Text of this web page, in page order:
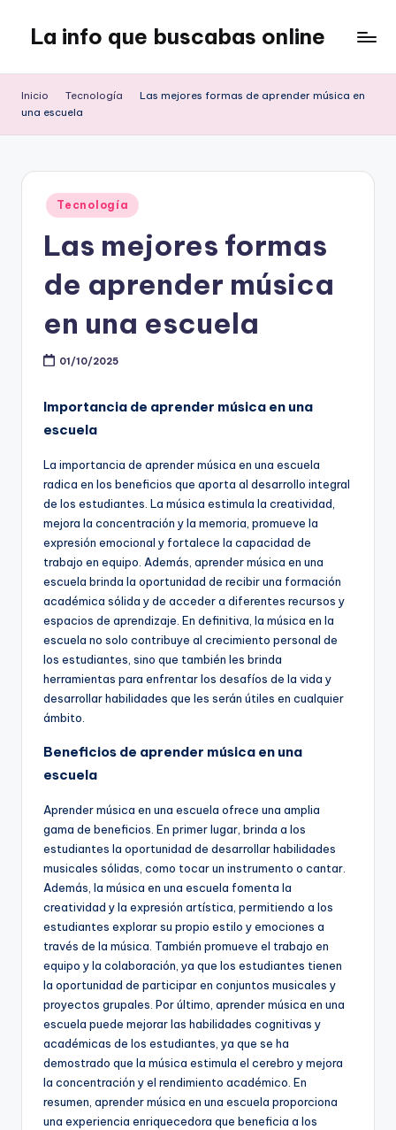
contenido
La info que buscabas online
para
Inicio Tecnología
Las mejores formas de aprender música en
una escuela
Publicado
en
Tecnología
Las mejores formas
de aprender música
en una escuela
01/10/2025
Importancia de aprender música en una
escuela
La importancia de aprender música en una escuela
radica en los beneficios que aporta al desarrollo integral
de los estudiantes. La música estimula la creatividad,
mejora la concentración y la memoria, promueve la
expresión emocional y fortalece la capacidad de
trabajo en equipo. Además, aprender música en una
escuela brinda la oportunidad de recibir una formación
académica sólida y de acceder a diferentes recursos y
espacios de aprendizaje. En definitiva, la música en la
escuela no solo contribuye al crecimiento personal de
los estudiantes, sino que también les brinda
herramientas para enfrentar los desafíos de la vida y
desarrollar habilidades que les serán útiles en cualquier
ámbito.
Beneficios de aprender música en una
escuela
Aprender música en una escuela ofrece una amplia
gama de beneficios. En primer lugar, brinda a los
estudiantes la oportunidad de desarrollar habilidades
musicales sólidas, como tocar un instrumento o cantar.
Además, la música en una escuela fomenta la
creatividad y la expresión artística, permitiendo a los
estudiantes explorar su propio estilo y emociones a
través de la música. También promueve el trabajo en
equipo y la colaboración, ya que los estudiantes tienen
la oportunidad de participar en conjuntos musicales y
proyectos grupales. Por último, aprender música en una
escuela puede mejorar las habilidades cognitivas y
académicas de los estudiantes, ya que se ha
demostrado que la música estimula el cerebro y mejora
la concentración y el rendimiento académico. En
resumen, aprender música en una escuela proporciona
una experiencia enriquecedora que beneficia a los